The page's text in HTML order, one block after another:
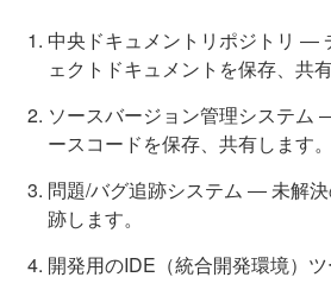
中央ドキュメントリポジトリ ―
ェクトドキュメントを保存、共有
ソースバージョン管理システム
ースコードを保存、共有します。
問題/バグ追跡システム ― 未解
跡します。
開発用のIDE（統合開発環境）